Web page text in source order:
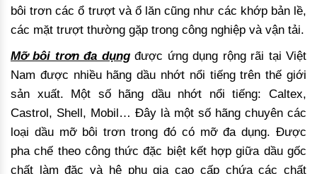
bôi trơn các ổ trượt và ổ lăn cũng như các khớp bản lề,
các mặt trượt thường gặp trong công nghiệp và vận tải.
Mỡ bôi trơn đa dụngđược ứng dụng rộng rãi tại Việt
Nam được nhiều hãng dầu nhớt nổi tiếng trên thế giới
sản xuất. Một số hãng dầu nhớt nổi tiếng: Caltex,
Castrol, Shell, Mobil… Đây là một số hãng chuyên các
loại dầu mỡ bôi trơn trong đó có mỡ đa dụng. Được
pha chế theo công thức đặc biệt kết hợp giữa dầu gốc
chất làm đặc và hệ phụ gia cao cấp chứa các chất